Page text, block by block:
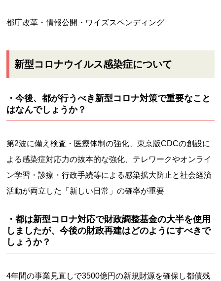
都庁改革・情報公開・ワイズスペンディング
新型コロナウイルス感染症について
・今後、都が行うべき新型コロナ対策で重要なこと
はなんでしょうか？
第2波に備え検査・医療体制の強化、東京版CDCの創設に
よる感染症対応力の抜本的な強化、テレワークやオンライ
ン学習・診療・行政手続等による感染拡大防止と社会経済
活動が両立した「新しい日常」の確率が重要
・都は新型コロナ対応で財政調整基金の大半を使用
しましたが、今後の財政再建はどのようにすべきで
しょうか？
4年間の事業見直しで3500億円の新規財源を確保し都債残